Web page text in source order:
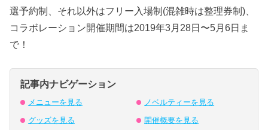
選予約制、それ以外はフリー入場制(混雑時は整理券制)、
コラボレーション開催期間は2019年3月28日〜5月6日ま
で！
記事内ナビゲーション
メニューを見る ノベルティーを見る
グッズを見る 開催概要を見る